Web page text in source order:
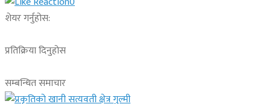
शेयर गर्नुहोस:
प्रतिक्रिया दिनुहोस
सम्बन्धित समाचार